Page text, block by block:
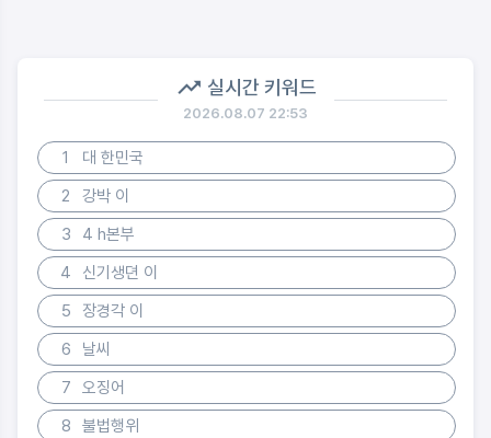
실시간 키워드
2026.08.07 22:53
1
대 한민국
2
강박 이
3
4 h본부
4
신기생뎐 이
5
장경각 이
6
날씨
7
오징어
8
불법행위